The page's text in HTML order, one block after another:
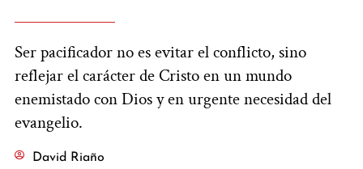
Ser pacificador no es evitar el conflicto, sino
reflejar el carácter de Cristo en un mundo
enemistado con Dios y en urgente necesidad del
evangelio.
David Riaño